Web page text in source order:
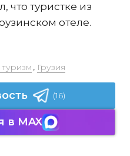
что туристке из
отеле.
, Грузия
(16)
в MAX